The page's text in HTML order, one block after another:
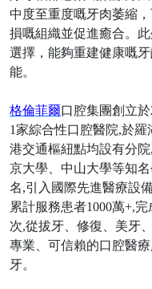
中度至重度嘅牙肉萎縮
損嘅組織並促進癒合。
選擇，能夠重建健康嘅
能。
格倫菲爾口腔集團創立於
1家綜合性口腔醫院,於
港交通樞紐點均設有分
京大學、中山大學等知
名,引入國際先進醫療設
累計服務患者1000萬+,
次,從拔牙、修復、美牙
專業、可信賴的口腔醫
牙。